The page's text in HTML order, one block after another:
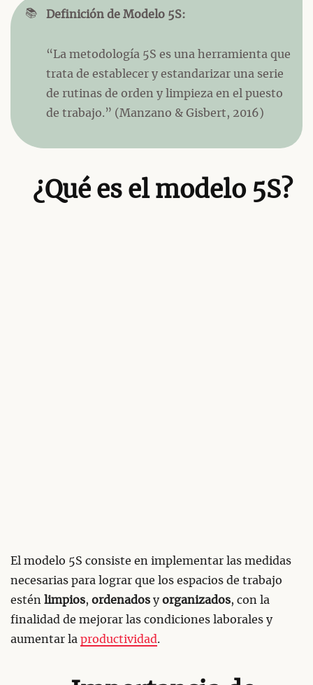
📚 Definición de Modelo 5S:
“La metodología 5S es una herramienta que
trata de establecer y estandarizar una serie
de rutinas de orden y limpieza en el puesto
de trabajo.” (Manzano & Gisbert, 2016)
¿Qué es el modelo 5S?
El modelo 5S consiste en implementar las medidas
necesarias para lograr que los espacios de trabajo
estén limpios, ordenados yorganizados, con la
finalidad de mejorar las condiciones laborales y
aumentar la productividad.